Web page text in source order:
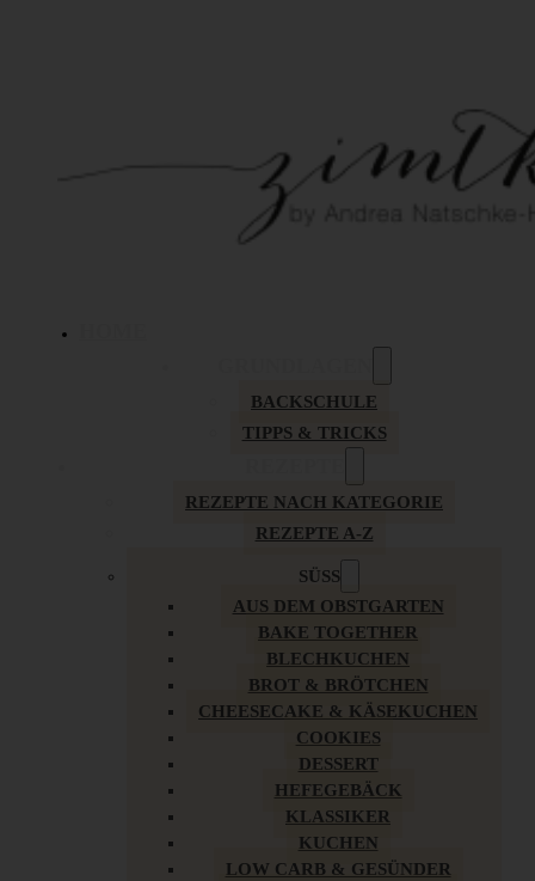
BACKSCHULE
TIPPS & TRICKS
REZEPTE NACH KATEGORIE
REZEPTE A-Z
SÜSS
AUS DEM OBSTGARTEN
BAKE TOGETHER
BLECHKUCHEN
BROT & BRÖTCHEN
CHEESECAKE & KÄSEKUCHEN
COOKIES
DESSERT
HEFEGEBÄCK
KLASSIKER
KUCHEN
LOW CARB & GESÜNDER